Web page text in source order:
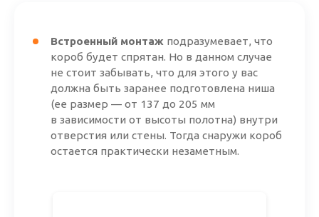
Встроенный монтаж подразумевает, что
короб будет спрятан. Но в данном случае
не стоит забывать, что для этого у вас
должна быть заранее подготовлена ниша
(ее размер — от 137 до 205 мм
в зависимости от высоты полотна) внутри
отверстия или стены. Тогда снаружи короб
остается практически незаметным.